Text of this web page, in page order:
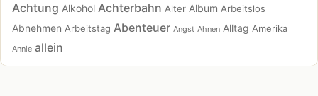
Achtung Alkohol Achterbahn Alter Album Arbeitslos
Abnehmen Arbeitstag Abenteuer Angst Ahnen Alltag Amerika
Annie allein